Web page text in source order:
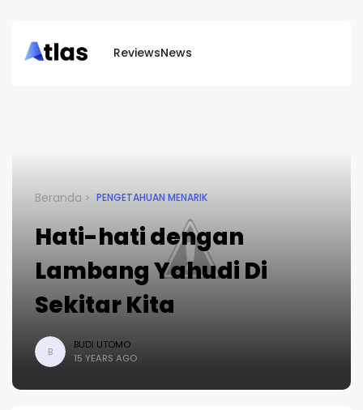
ReviewsNews
Beranda PENGETAHUAN MENARIK
Hati-hati dengan
Lambang Yahudi Di
Sekitar Kita
B
BUDI UTOMO
15 YEARS AGO